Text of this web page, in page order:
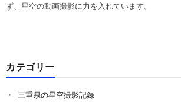
ず、星空の動画撮影に力を入れています。
カテゴリー
三重県の星空撮影記録